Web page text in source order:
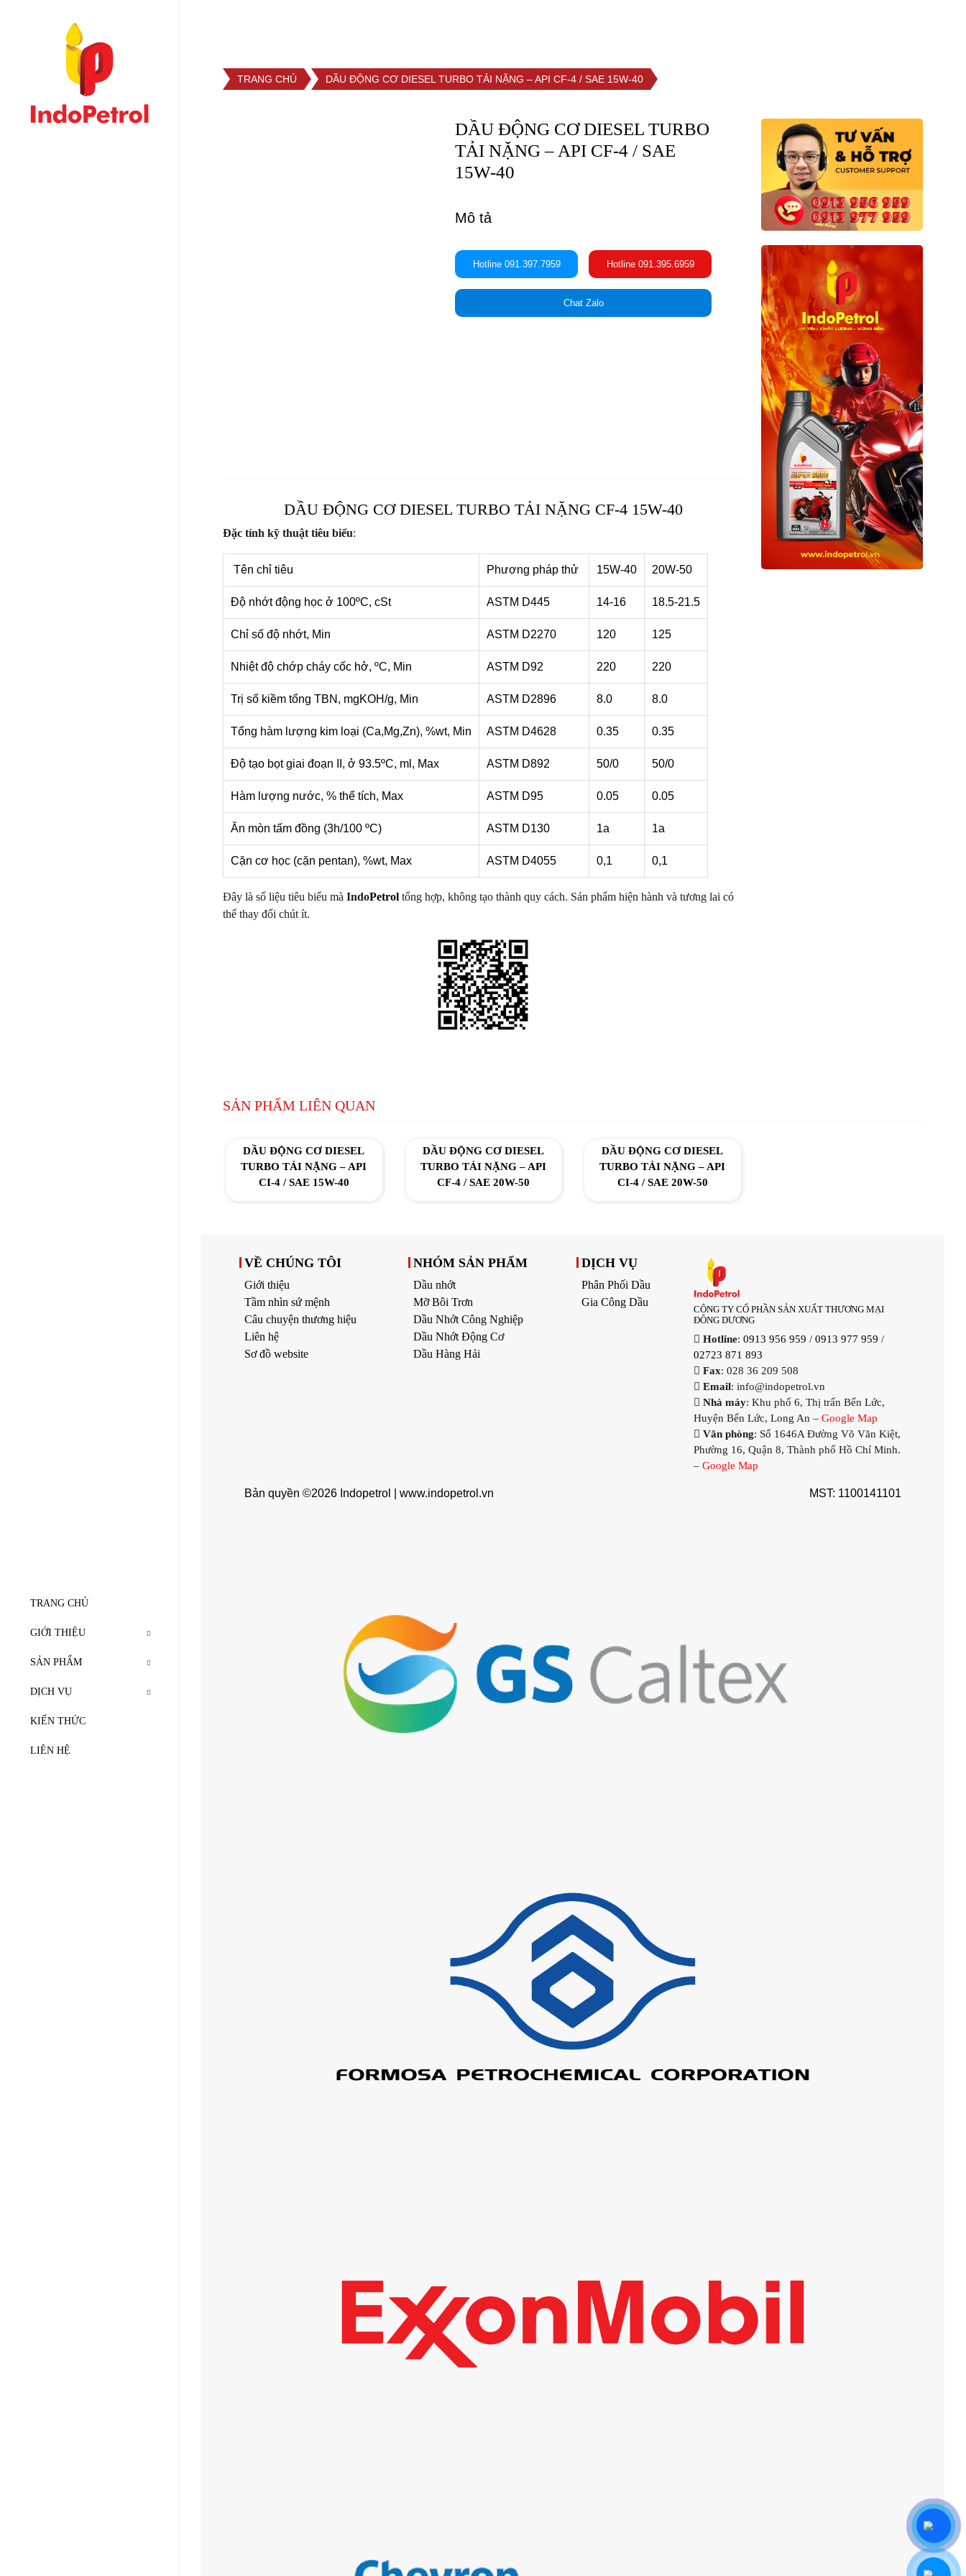
TRANG CHỦ
GIỚI THIỆU
SẢN PHẨM
DỊCH VỤ
KIẾN THỨC
LIÊN HỆ
TRANG CHỦ DẦU ĐỘNG CƠ DIESEL TURBO TẢI NẶNG – API CF-4 / SAE 15W-40
DẦU ĐỘNG CƠ DIESEL TURBO
TẢI NẶNG – API CF-4 / SAE
15W-40
Mô tả
Hotline 091.397.7959 Hotline 091.395.6959
Chat Zalo
DẦU ĐỘNG CƠ DIESEL TURBO TẢI NẶNG CF-4 15W-40
Đặc tính kỹ thuật tiêu biểu:
Tên chỉ tiêu Phương pháp thử 15W-40 20W-50
Độ nhớt động học ở 100ºC, cSt ASTM D445 14-16 18.5-21.5
Chỉ số độ nhớt, Min ASTM D2270 120 125
Nhiệt độ chớp cháy cốc hở, ºC, Min ASTM D92 220 220
Trị số kiềm tổng TBN, mgKOH/g, Min ASTM D2896 8.0 8.0
Tổng hàm lượng kim loại (Ca,Mg,Zn), %wt, Min ASTM D4628 0.35 0.35
Độ tạo bọt giai đoạn II, ở 93.5ºC, ml, Max ASTM D892 50/0 50/0
Hàm lượng nước, % thể tích, Max ASTM D95 0.05 0.05
Ăn mòn tấm đồng (3h/100 ºC) ASTM D130 1a 1a
Cặn cơ học (cặn pentan), %wt, Max ASTM D4055 0,1 0,1
Đây là số liệu tiêu biểu mà IndoPetrol tổng hợp, không tạo thành quy cách. Sản phẩm hiện hành và tương lai có
thể thay đổi chút ít.
SẢN PHẨM LIÊN QUAN
DẦU ĐỘNG CƠ DIESEL
TURBO TẢI NẶNG – API
CI-4 / SAE 15W-40
DẦU ĐỘNG CƠ DIESEL
TURBO TẢI NẶNG – API
CF-4 / SAE 20W-50
DẦU ĐỘNG CƠ DIESEL
TURBO TẢI NẶNG – API
CI-4 / SAE 20W-50
VỀ CHÚNG TÔI
Giới thiệu
Tầm nhìn sứ mệnh
Câu chuyện thương hiệu
Liên hệ
Sơ đồ website
NHÓM SẢN PHẨM
Dầu nhớt
Mỡ Bôi Trơn
Dầu Nhớt Công Nghiệp
Dầu Nhớt Động Cơ
Dầu Hàng Hải
DỊCH VỤ
Phân Phối Dầu
Gia Công Dầu
CÔNG TY CỔ PHẦN SẢN XUẤT THƯƠNG MẠI
ĐÔNG DƯƠNG
Hotline:0913 956 959 /0913 977 959 /
02723 871 893
Fax: 028 36 209 508
Email: info@indopetrol.vn
Nhà máy: Khu phố 6, Thị trấn Bến Lức,
Huyện Bến Lức, Long An –Google Map
Văn phòng: Số 1646A Đường Võ Văn Kiệt,
Phường 16, Quận 8, Thành phố Hồ Chí Minh.
–Google Map
Bản quyền ©2026 Indopetrol | www.indopetrol.vn MST: 1100141101